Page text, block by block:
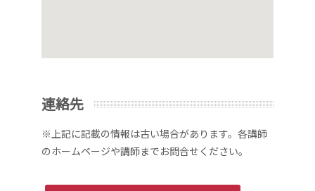
連絡先
※上記に記載の情報は古い場合があります。各講師
のホームページや講師までお問合せください。